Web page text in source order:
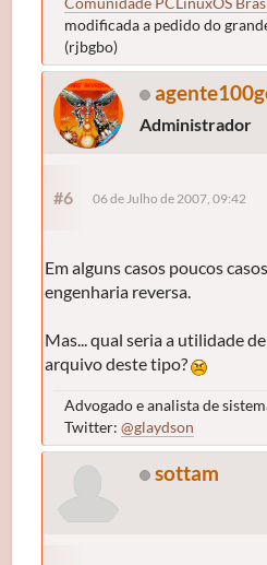
modificada a pedido do
(rjbgbo)
Administrador
#6 06 de Julho de 2007, 09:42
Em alguns casos poucos
engenharia reversa.
Mas... qual seria a utilidade
arquivo deste tipo?
Advogado e analista de
Twitter:@glaydson
sottam